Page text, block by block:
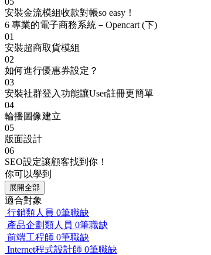
安裝金流模組收款對帳so easy！
6 專業的電子商務系統－Opencart (下)
01
安裝超商取貨模組
02
如何進行優惠券設定？
03
安裝社群登入功能讓User註冊更簡單
04
輪播圖像建立
05
版面設計
06
SEO設定讓顧客找到你！
你可以學到
展開全部
適合對象
行銷類人員 0筆職缺
產品企劃類人員 0筆職缺
前端工程師 0筆職缺
Internet程式設計師 0筆職缺